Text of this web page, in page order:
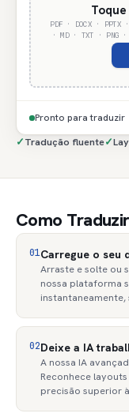
PDF · DOCX · PPTX
· MD · TXT · PNG
Pronto para traduzir
✓Tradução fluente✓
Como
01Carregue o seu
Arraste e solte ou
nossa plataforma
02Deixe a IA
A nossa IA
Reconhece
precisão superior